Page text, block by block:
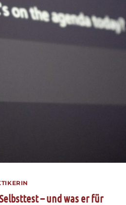
– und was er für